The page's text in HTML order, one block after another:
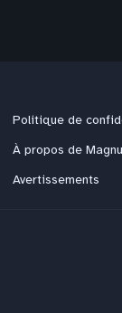
Politique de
À propos de
Avertissements